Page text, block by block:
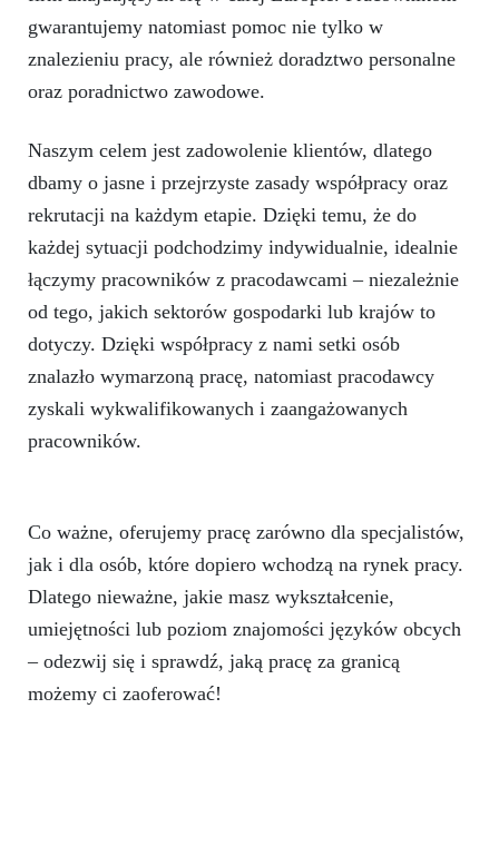
gwarantujemy natomiast pomoc nie tylko w
znalezieniu pracy, ale również doradztwo personalne
oraz poradnictwo zawodowe.
Naszym celem jest zadowolenie klientów, dlatego
dbamy o jasne i przejrzyste zasady współpracy oraz
rekrutacji na każdym etapie. Dzięki temu, że do
każdej sytuacji podchodzimy indywidualnie, idealnie
łączymy pracowników z pracodawcami – niezależnie
od tego, jakich sektorów gospodarki lub krajów to
dotyczy. Dzięki współpracy z nami setki osób
znalazło wymarzoną pracę, natomiast pracodawcy
zyskali wykwalifikowanych i zaangażowanych
pracowników.
Co ważne, oferujemy pracę zarówno dla specjalistów,
jak i dla osób, które dopiero wchodzą na rynek pracy.
Dlatego nieważne, jakie masz wykształcenie,
umiejętności lub poziom znajomości języków obcych
– odezwij się i sprawdź, jaką pracę za granicą
możemy ci zaoferować!